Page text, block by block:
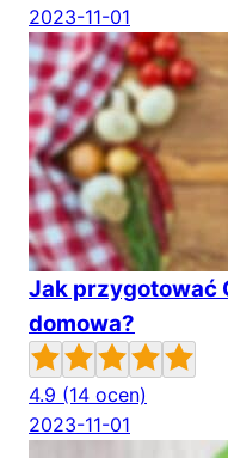
2023-11-01
Jak przygotować
domowa?
4.9 (14 ocen)
2023-11-01